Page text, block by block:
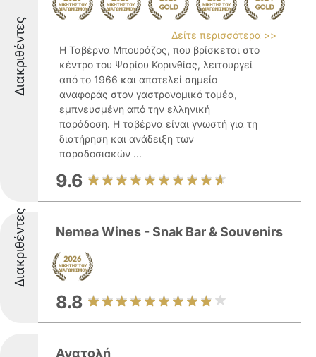
Διακριθέντες
Δείτε περισσότερα >>
Η Ταβέρνα Μπουράζος, που βρίσκεται στο
κέντρο του Ψαρίου Κορινθίας, λειτουργεί
από το 1966 και αποτελεί σημείο
αναφοράς στον γαστρονομικό τομέα,
εμπνευσμένη από την ελληνική
παράδοση. Η ταβέρνα είναι γνωστή για τη
διατήρηση και ανάδειξη των
παραδοσιακών ...
9.6
Διακριθέντες Nemea Wines - Snak Bar & Souvenirs
8.8
Ανατολή